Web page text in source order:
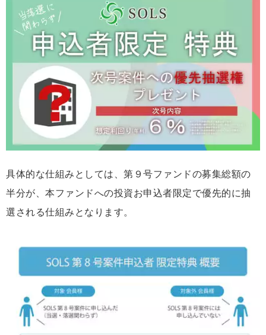
具体的な仕組みとしては、第９号ファンドの募集総額の
半分が、本ファンドへの投資お申込者限定で優先的に抽
選される仕組みとなります。